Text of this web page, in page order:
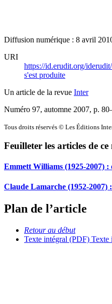
Diffusion numérique : 8 avril
URI
https://id.erudit.org/
s'est produite
Un article de la revue Inter
Numéro 97, automne 2007, p.
Tous droits réservés © Les Éditions
Feuilleter les articles de
Emmett Williams (1925-2007)
Claude Lamarche (1952-
Plan de l’article
Retour au début
Texte intégral (PDF) Texte